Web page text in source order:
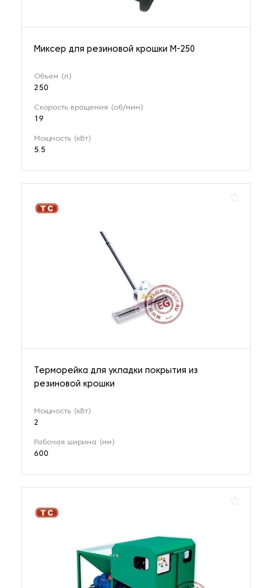
Миксер для резиновой крошки M-250
Объем (л)
250
Скорость вращения (об/мин)
19
Мощность (кВт)
5.5
Терморейка для укладки покрытия из
резиновой крошки
Мощность (кВт)
2
Рабочая ширина (мм)
600